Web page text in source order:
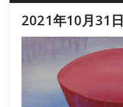
2021年10月31日